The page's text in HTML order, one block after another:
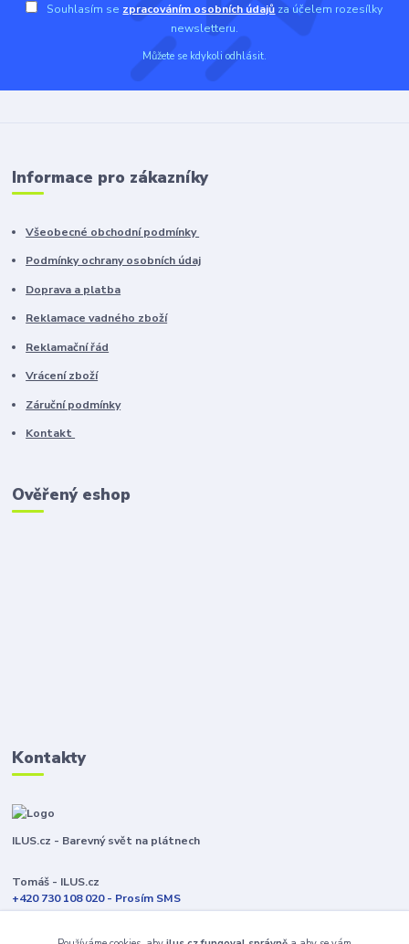
Souhlasím se zpracováním osobních údajů za účelem rozesílky
newsletteru.
Můžete se kdykoli odhlásit.
Informace pro zákazníky
Všeobecné obchodní podmínky
Podmínky ochrany osobních údaj
Doprava a platba
Reklamace vadného zboží
Reklamační řád
Vrácení zboží
Záruční podmínky
Kontakt
Ověřený eshop
Kontakty
ILUS.cz - Barevný svět na plátnech
Tomáš - ILUS.cz
+420 730 108 020 - Prosím SMS
Jsme většinu času ve výrobě